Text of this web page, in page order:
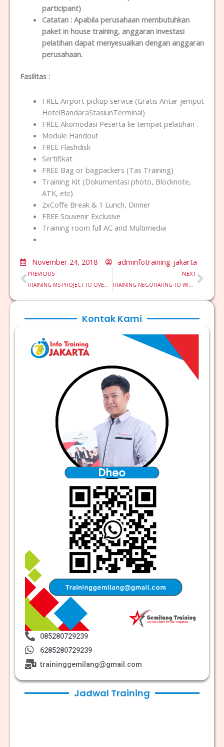
participant)
Catatan :Apabila perusahaan membutuhkan
paket in house training, anggaran investasi
pelatihan dapat menyesuaikan dengan anggaran
perusahaan.
Fasilitas :
FREE Airport pickup service (Gratis Antar jemput
HotelBandaraStasiunTerminal)
FREE Akomodasi Peserta ke tempat pelatihan .
Module Handout
FREE Flashdisk
Sertifikat
FREE Bag or bagpackers (Tas Training)
Training Kit (Dokumentasi photo, Blocknote,
ATK, etc)
2xCoffe Break & 1 Lunch, Dinner
FREE Souvenir Exclusive
Training room full AC and Multimedia
November 24, 2018 adminfotraining-jakarta
Prev
PREVIOUS
TRAINING MS PROJECT TO OVERHAUL
NEXT
TRAINING NEGOTIATING TO WIN NEGOSIASI UNTUK MENANG
Kontak Kami
085280729239
6285280729239
traininggemilang@gmail.com
Jadwal Training